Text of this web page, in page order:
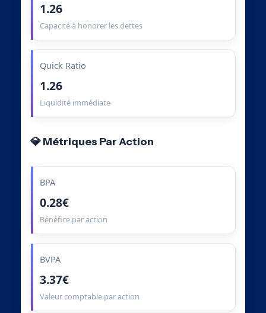
1.26
Capacité à honorer les dettes
Quick Ratio
1.26
Liquidité immédiate
💎 Métriques Par Action
BPA
0.28€
Bénéfice par action
BVPA
3.37€
Valeur comptable par action